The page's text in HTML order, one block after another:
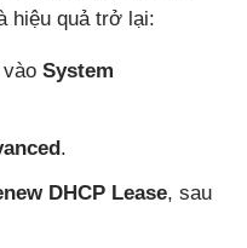
hiệu quả trở lại:
System
.
DHCP Lease, sau